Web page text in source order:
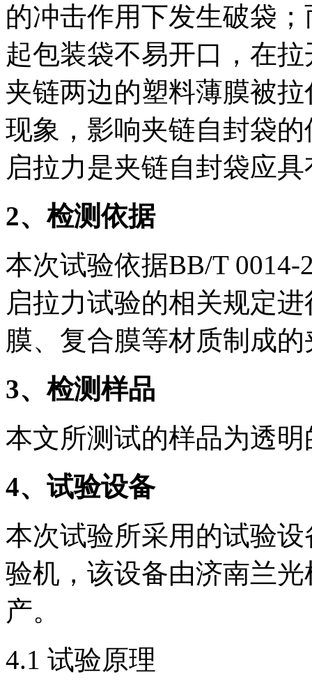
的冲击作用下发生破袋
起包装袋不易开口，在
夹链两边的塑料薄膜被
现象，影响夹链自封袋
启拉力是夹链自封袋应
2、检测依据
本次试验依据BB/T
启拉力试验的相关规定
膜、复合膜等材质制成
3、检测样品
本文所测试的样品为透
4、试验设备
本次试验所采用的试验
验机，该设备由济南兰
产。
4.1 试验原理